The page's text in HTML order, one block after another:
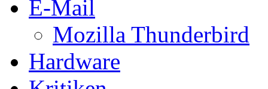
E-Mail
Mozilla Thunderbird
Hardware